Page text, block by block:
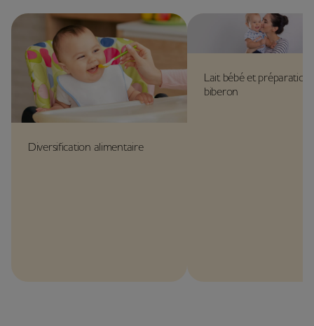
Diversification alimentaire
Lait bébé et préparation
biberon